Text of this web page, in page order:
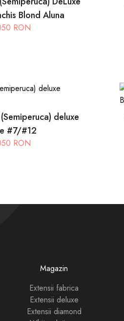
Blond Aluna
RON
deluxe
#7/#12
RON
Magazin
Extensii fabrica
Extensii deluxe
Extensii diamond